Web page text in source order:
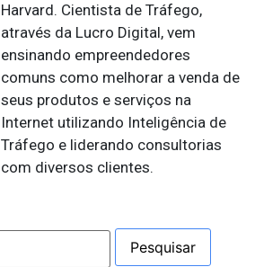
Harvard. Cientista de Tráfego,
através da Lucro Digital, vem
ensinando empreendedores
comuns como melhorar a venda de
seus produtos e serviços na
Internet utilizando Inteligência de
Tráfego e liderando consultorias
com diversos clientes.